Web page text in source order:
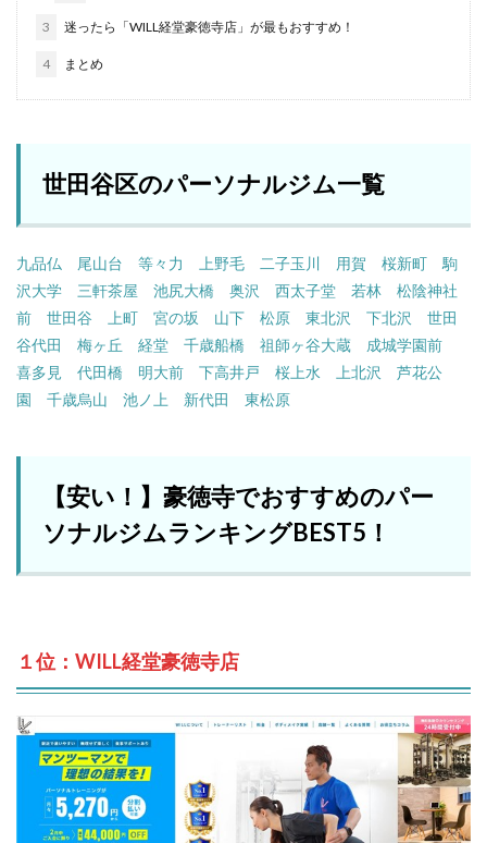
3 迷ったら「WILL経堂豪徳寺店」が最もおすすめ！
4 まとめ
世田谷区のパーソナルジム一覧
九品仏 尾山台 等々力 上野毛 二子玉川 用賀 桜新町
駒
沢大学
三軒茶屋 池尻大橋 奥沢 西太子堂 若林
松陰神社
前
世田谷 上町 宮の坂 山下 松原 東北沢 下北沢
世田
谷代田
梅ヶ丘 経堂 千歳船橋 祖師ヶ谷大蔵
成城学園前
喜多見
代田橋 明大前 下高井戸 桜上水 上北沢
芦花公
園
千歳烏山 池ノ上 新代田 東松原
【安い！】豪徳寺でおすすめのパー
ソナルジムランキングBEST5！
１位：WILL経堂豪徳寺店